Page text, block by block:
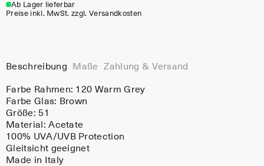
Ab Lager lieferbar
Preise inkl. MwSt. zzgl. Versandkosten
Beschreibung Maße Zahlung & Versand
Farbe Rahmen: 120 Warm Grey
Farbe Glas: Brown
Größe: 51
Material:Acetate
100% UVA/UVB Protection
Gleitsicht geeignet
Made in Italy